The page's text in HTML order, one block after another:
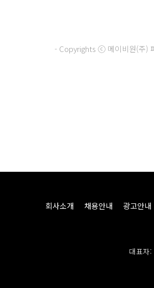
- Copyrights ⓒ 메이비원(주)
회사소개 채용안내 광고안내
대표자